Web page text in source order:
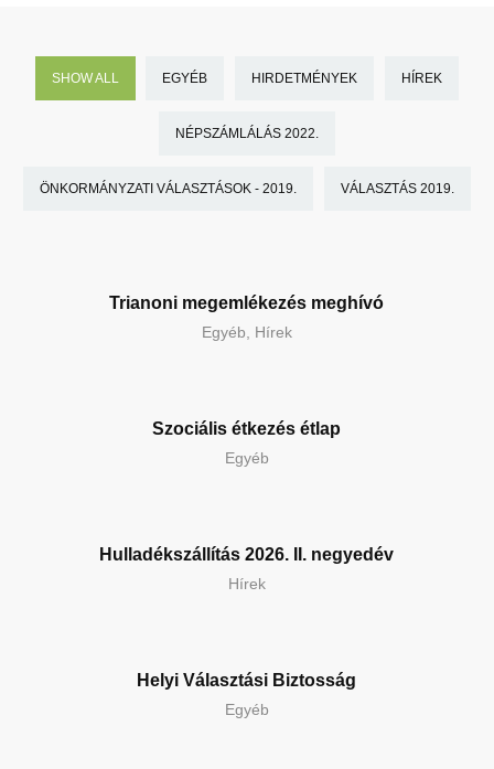
SHOW ALL EGYÉB HIRDETMÉNYEK HÍREK
NÉPSZÁMLÁLÁS 2022.
ÖNKORMÁNYZATI VÁLASZTÁSOK - 2019. VÁLASZTÁS 2019.
Trianoni megemlékezés meghívó
Egyéb, Hírek
Szociális étkezés étlap
Egyéb
Hulladékszállítás 2026. II. negyedév
Hírek
Helyi Választási Biztosság
Egyéb